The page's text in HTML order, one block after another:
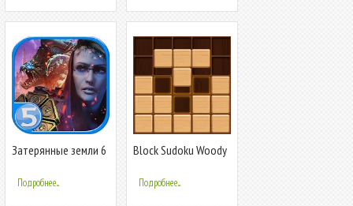
Затерянные земли 6
Подробнее...
Block Sudoku Woody
Подробнее...